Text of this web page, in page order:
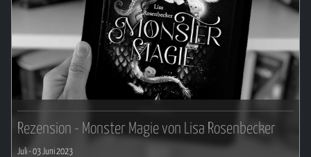
Rezension - Monster Magie von Lisa Rosenbecker
Juli- 03 Juni 2023